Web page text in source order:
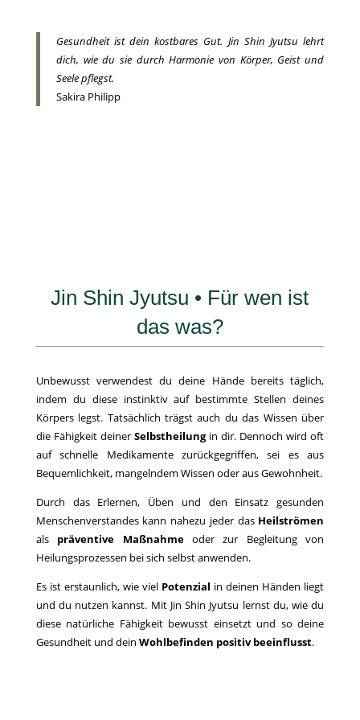
Gesundheit ist dein kostbares Gut. Jin Shin Jyutsu lehrt
dich, wie du sie durch Harmonie von Körper, Geist und
Seele pflegst.
Sakira Philipp
Jin Shin Jyutsu • Für wen ist
das was?
Unbewusst verwendest du deine Hände bereits täglich,
indem du diese instinktiv auf bestimmte Stellen deines
Körpers legst. Tatsächlich trägst auch du das Wissen über
die Fähigkeit deiner Selbstheilungin dir. Dennoch wird oft
auf schnelle Medikamente zurückgegriffen, sei es aus
Bequemlichkeit, mangelndem Wissen oder aus Gewohnheit.
Durch das Erlernen, Üben und den Einsatz gesunden
Menschenverstandes kann nahezu jeder das Heilströmen
als präventive Maßnahmeoder zur Begleitung von
Heilungsprozessen bei sich selbst anwenden.
Es ist erstaunlich, wie viel Potenzial in deinen Händen liegt
und du nutzen kannst. Mit Jin Shin Jyutsu lernst du, wie du
diese natürliche Fähigkeit bewusst einsetzt und so deine
Gesundheit und dein Wohlbefinden positiv beeinflusst.